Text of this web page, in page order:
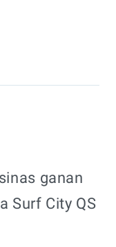
ganan
Surf City QS